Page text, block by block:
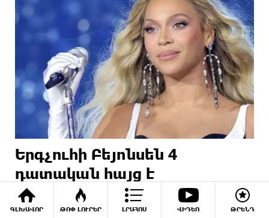
ԳԼԽԱՎՈՐ ԹՈՓ ԼՈՒՐԵՐ ԼՐԱՀՈՍ ՎԻԴԵՈ ԹՐԵՆԴ
Երգչուհի Բեյոնսեն ​​4
դատական հայց է
ներկայացրել Թուրքիայում
2 ԺԱՄ ԱՌԱՋ